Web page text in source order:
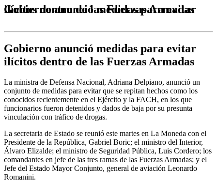
Gobierno anunció medidas para evitar ilícitos dentro de las Fuerzas Armadas
Gobierno anunció medidas para evitar
ilícitos dentro de las Fuerzas Armadas
La ministra de Defensa Nacional, Adriana Delpiano, anunció un
conjunto de medidas para evitar que se repitan hechos como los
conocidos recientemente en el Ejército y la FACH, en los que
funcionarios fueron detenidos y dados de baja por su presunta
vinculación con tráfico de drogas.
La secretaria de Estado se reunió este martes en La Moneda con el
Presidente de la República, Gabriel Boric; el ministro del Interior,
Álvaro Elizalde; el ministro de Seguridad Pública, Luis Cordero; los
comandantes en jefe de las tres ramas de las Fuerzas Armadas; y el
Jefe del Estado Mayor Conjunto, general de aviación Leonardo
Romanini.